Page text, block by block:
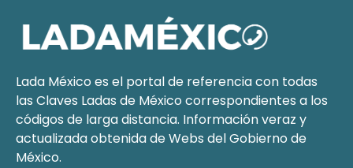
Lada México es el portal de referencia con todas
las Claves Ladas de México correspondientes a los
códigos de larga distancia. Información veraz y
actualizada obtenida de Webs delGobierno de
México.